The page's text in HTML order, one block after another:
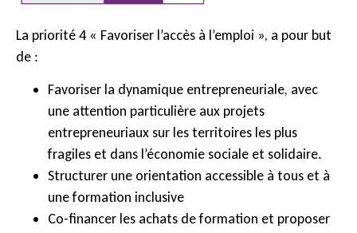
La priorité 4 « Favoriser l’accès à l’emploi », a pour but
de :
Favoriser la dynamique entrepreneuriale, avec
une attention particulière aux projets
entrepreneuriaux sur les territoires les plus
fragiles et dans l’économie sociale et solidaire.
Structurer une orientation accessible à tous et à
une formation inclusive
Co-financer les achats de formation et proposer